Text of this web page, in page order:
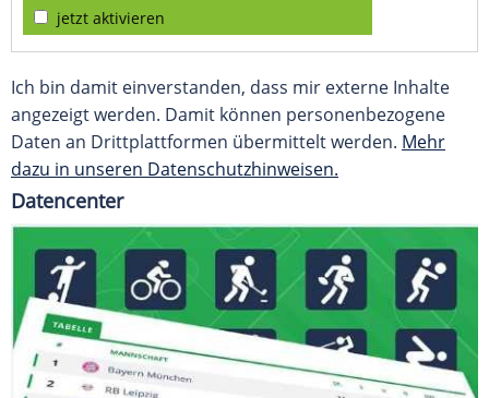
jetzt aktivieren
Ich bin damit einverstanden, dass mir externe Inhalte
angezeigt werden. Damit können personenbezogene
Daten an Drittplattformen übermittelt werden. Mehr
dazu in unseren Datenschutzhinweisen.
Datencenter